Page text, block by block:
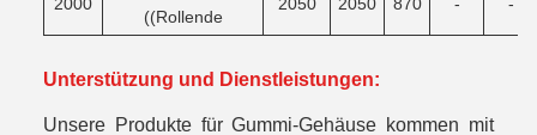
((Rollende
Unterstützung und Dienstleistungen:
Unsere Produkte für Gummi-Gehäuse kommen mit